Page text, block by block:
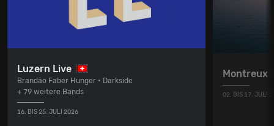
Luzern Live
Brandão Faber Hunger • Darkside
+ 79 weitere Bands
16. BIS 25. JULI 2026
Montreux
02. BIS 17. JULI